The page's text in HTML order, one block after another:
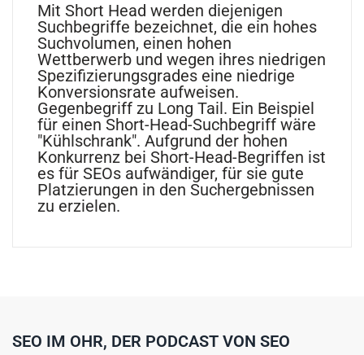
Mit Short Head werden diejenigen
Suchbegriffe bezeichnet, die ein hohes
Suchvolumen, einen hohen
Wettberwerb und wegen ihres niedrigen
Spezifizierungsgrades eine niedrige
Konversionsrate aufweisen.
Gegenbegriff zu Long Tail. Ein Beispiel
für einen Short-Head-Suchbegriff wäre
"Kühlschrank". Aufgrund der hohen
Konkurrenz bei Short-Head-Begriffen ist
es für SEOs aufwändiger, für sie gute
Platzierungen in den Suchergebnissen
zu erzielen.
SEO IM OHR, DER PODCAST VON SEO